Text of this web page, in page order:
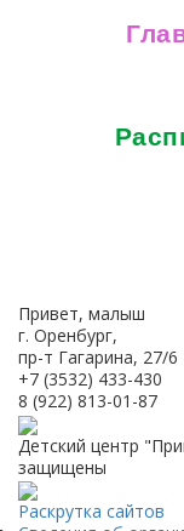
Привет, малыш
г. Оренбург,
пр-т Гагарина, 27/6
+7 (3532) 433-430
8 (922) 813-01-87
Детский центр
защищены
Раскрутка сайтов